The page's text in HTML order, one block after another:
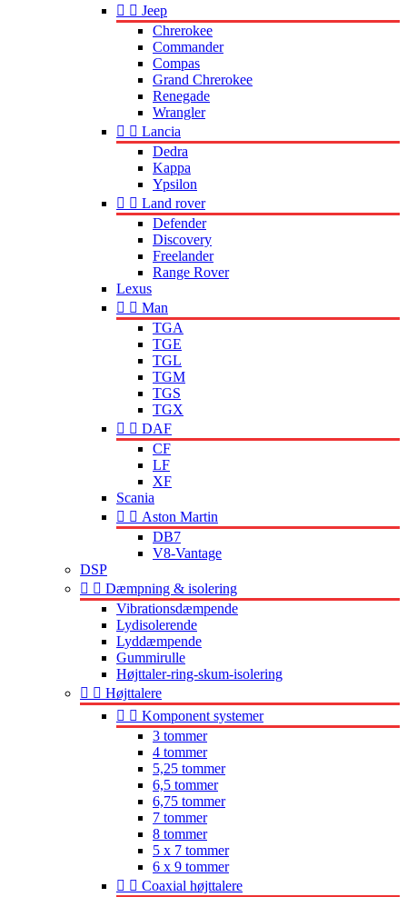
  Jeep
Chrerokee
Commander
Compas
Grand Chrerokee
Renegade
Wrangler
  Lancia
Dedra
Kappa
Ypsilon
  Land rover
Defender
Discovery
Freelander
Range Rover
Lexus
  Man
TGA
TGE
TGL
TGM
TGS
TGX
  DAF
CF
LF
XF
Scania
  Aston Martin
DB7
V8-Vantage
DSP
  Dæmpning & isolering
Vibrationsdæmpende
Lydisolerende
Lyddæmpende
Gummirulle
Højttaler-ring-skum-isolering
  Højttalere
  Komponent systemer
3 tommer
4 tommer
5,25 tommer
6,5 tommer
6,75 tommer
7 tommer
8 tommer
5 x 7 tommer
6 x 9 tommer
  Coaxial højttalere